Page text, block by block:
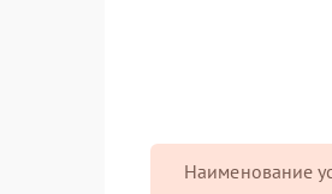
Наименование